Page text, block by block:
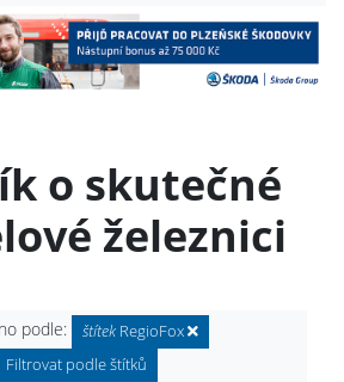
o skutečné
železnici
podle:
štítekRegioFox
Filtrovat podle štítků